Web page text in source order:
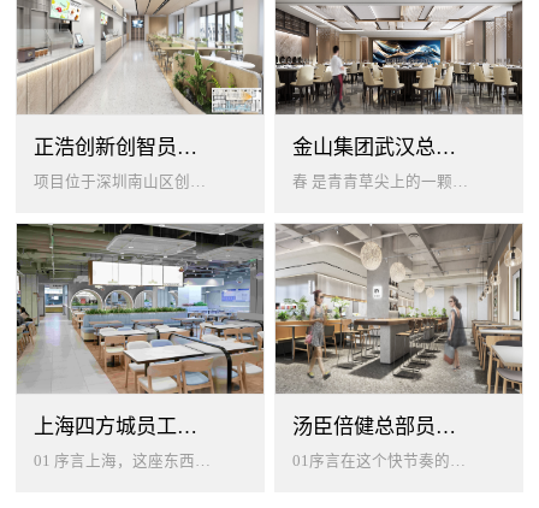
正浩创新创智员工餐厅
项目位于深圳南山区创智云城，服务正浩企业全体员工及来访亲友，总建筑面积 1537㎡，室内座位 450 座、室外休闲外摆 ...
金山集团武汉总部员工食堂设计
春 是青青草尖上的一颗露珠夏 是粼波湖面中倒映的晚霞秋 是宁静山谷里的一片落叶冬 是白雪中屹立不倒的松柏... ...0...
上海四方城员工美食餐厅设计
01 序言上海，这座东西方文化交汇的国际大都市，以其独特的魅力吸引着世界各地的人才。历史与现代、传统与创新在这里交织碰撞...
汤臣倍健总部员工餐厅设计
01序言在这个快节奏的时代工作压力如同无形的紧箍让大家的生活几乎被工作填满现代企业也越来越重视员工的身心健康所以我们始终...